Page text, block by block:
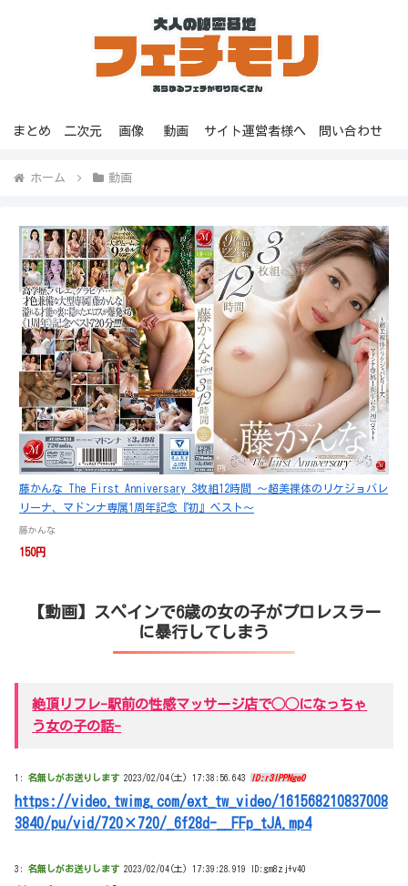
まとめ 二次元 画像 動画 サイト運営者様へ 問い合わせ
ホーム 動画
藤かんな The First Anniversary 3枚組12時間 ～超美裸体のリケジョバレ
リーナ、マドンナ専属1周年記念『初』ベスト～
藤かんな
150円
【動画】スペインで6歳の女の子がプロレスラー
に暴行してしまう
絶頂リフレ-駅前の性感マッサージ店で◯◯になっちゃ
う女の子の話-
1: 名無しがお送りします 2023/02/04(土) 17:38:56.643 ID:r3lPPNge0
https://video.twimg.com/ext_tw_video/161568210837008
3840/pu/vid/720×720/_6f28d-__FFp_tJA.mp4
3: 名無しがお送りします 2023/02/04(土) 17:39:28.919 ID:gm8zj+v40